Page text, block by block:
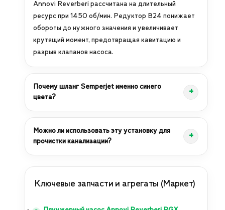
Annovi Reverberi рассчитана на длительный
ресурс при 1450 об/мин. Редуктор B24 понижает
обороты до нужного значения и увеличивает
крутящий момент, предотвращая кавитацию и
разрыв клапанов насоса.
Почему шланг Semperjet именно синего
цвета?
Можно ли использовать эту установку для
прочистки канализации?
Ключевые запчасти и агрегаты (Маркет)